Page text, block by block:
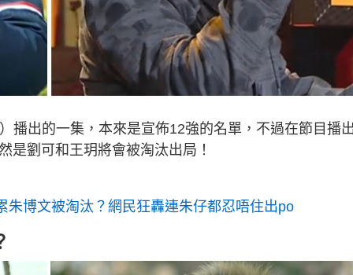
播出的一集，本來是宣佈12強的名單，不過在節目播
是劉可和王玥將會被淘汰出局！
朱博文被淘汰？網民狂轟連朱仔都忍唔住出po